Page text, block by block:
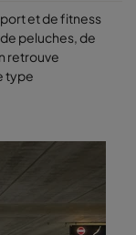
etc.
les casinos, où
des clients
Un casino
ainsi un autre
et de fitness
peluches, de
retrouve
type